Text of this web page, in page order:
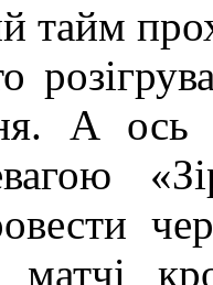
тайм
А